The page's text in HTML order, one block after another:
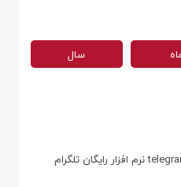
سال
دانلود telegram Desktop 6.5.1 نرم افزار رایگان تلگرام